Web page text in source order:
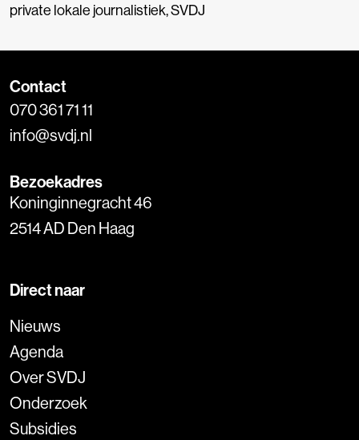
private lokale journalistiek,SVDJ
Contact
070 361 71 11
info@svdj.nl
Bezoekadres
Koninginnegracht 46
2514 AD Den Haag
Direct naar
Nieuws
Agenda
Over SVDJ
Onderzoek
Subsidies